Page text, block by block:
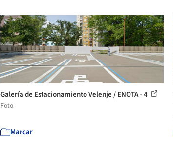
Galería de Estacionamiento Velenje / ENOTA - 4
Foto
Marcar